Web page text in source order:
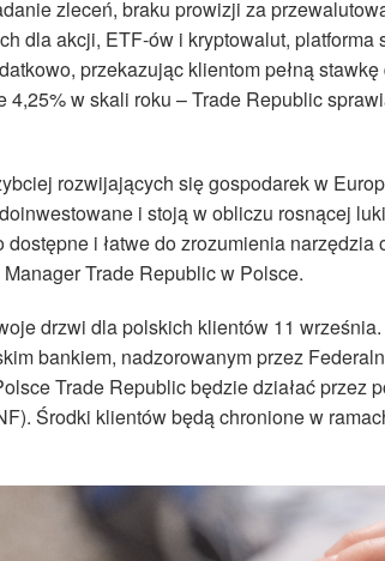
zleceń, braku prowizji za
dla akcji, ETF-ów i kryptowalut,
przekazując klientom pełną
4,25% w skali roku – Trade Republic
rozwijających się gospodarek w
i stoją w obliczu rosnącej
dostępne i łatwe do zrozumienia
Trade Republic w Polsce.
drzwi dla polskich klientów 11
bankiem, nadzorowanym przez
Trade Republic będzie działać przez
Środki klientów będą chronione w